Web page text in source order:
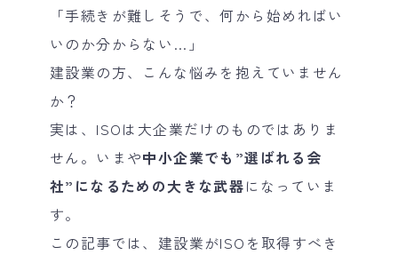
「手続きが難しそうで、何から始めればい
いのか分からない…」
建設業の方、こんな悩みを抱えていません
か？
実は、ISOは大企業だけのものではありま
せん。いまや中小企業でも”選ばれる会
社”になるための大きな武器になっていま
す。
この記事では、建設業がISOを取得すべき